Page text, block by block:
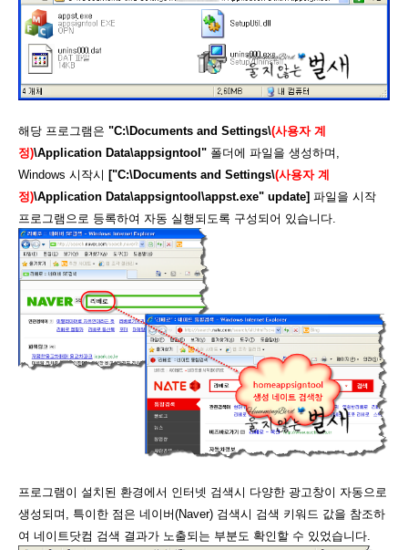
해당 프로그램은 "C:\Documents and Settings\(사용자 계
정)\Application Data\appsigntool" 폴더에 파일을 생성하며,
Windows 시작시 ["C:\Documents and Settings\(사용자 계
정)\Application Data\appsigntool\appst.exe" update] 파일을 시작
프로그램으로 등록하여 자동 실행되도록 구성되어 있습니다.
프로그램이 설치된 환경에서 인터넷 검색시 다양한 광고창이 자동으로
생성되며, 특이한 점은 네이버(Naver) 검색시 검색 키워드 값을 참조하
여 네이트닷컴 검색 결과가 노출되는 부분도 확인할 수 있었습니다.